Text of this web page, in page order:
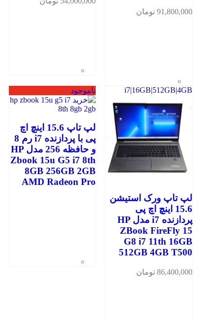
91,800,000 تومان
i7|16GB|512GB|4GB
لپ تاپ ورک استیشن
15.6 اینچ اچ پی
پردازنده i7 مدل HP
ZBook FireFly 15
G8 i7 11th 16GB
512GB 4GB T500
86,400,000 تومان
ناموجود
لپ تاپ 15.6 اینچ اچ
پی با پردازنده i7 رم 8
و حافظه 256 مدل HP
Zbook 15u G5 i7 8th
8GB 256GB 2GB
AMD Radeon Pro